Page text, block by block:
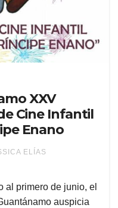
XXV
Cine Infantil
Enano
ELÍAS
al primero de junio, el
auspicia